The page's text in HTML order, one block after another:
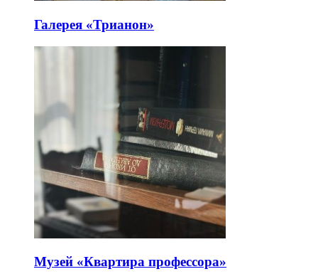
Галерея «Трианон»
Музей «Квартира профессора»